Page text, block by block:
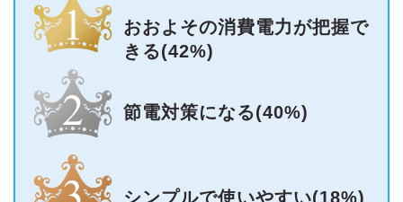
おおよその消費電力が把握で
きる(42%)
節電対策になる(40%)
シンプルで使いやすい(18%)